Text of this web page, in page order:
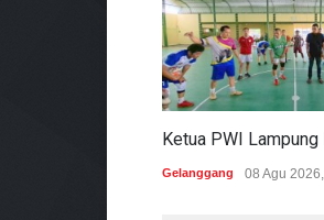
Gelanggang 08 Agu